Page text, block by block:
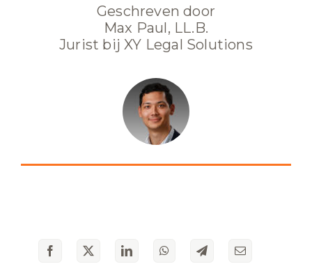
Geschreven door
Max Paul, LL.B.
Jurist bij XY Legal Solutions